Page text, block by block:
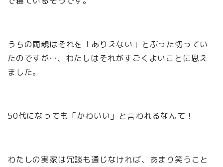
うちの両親はそれを「ありえない」とぶった切ってい
たのですが…、わたしはそれがすごくよいことに思え
ました。
50代になっても「かわいい」と言われるなんて！
わたしの実家は冗談も通じなければ、あまり笑うこと